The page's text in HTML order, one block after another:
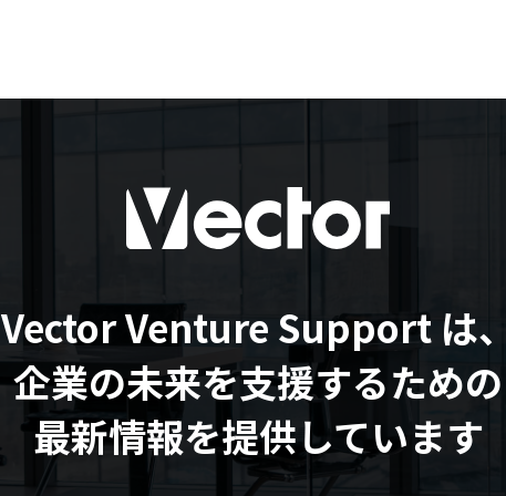
Vector Venture Support は
企業の未来を支援するための
最新情報を提供しています